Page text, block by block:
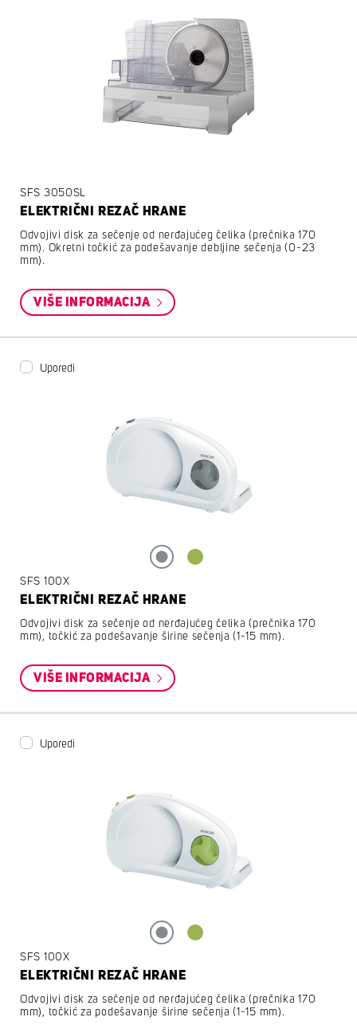
SFS 3050SL
ELEKTRIČNI REZAČ HRANE
Odvojivi disk za sečenje od nerđajućeg čelika (prečnika 170
mm). Okretni točkić za podešavanje debljine sečenja (0-23
mm).
VIŠE INFORMACIJA
Uporedi
SFS 100X
ELEKTRIČNI REZAČ HRANE
Odvojivi disk za sečenje od nerđajućeg čelika (prečnika 170
mm), točkić za podešavanje širine sečenja (1-15 mm).
VIŠE INFORMACIJA
Uporedi
SFS 100X
ELEKTRIČNI REZAČ HRANE
Odvojivi disk za sečenje od nerđajućeg čelika (prečnika 170
mm), točkić za podešavanje širine sečenja (1-15 mm).